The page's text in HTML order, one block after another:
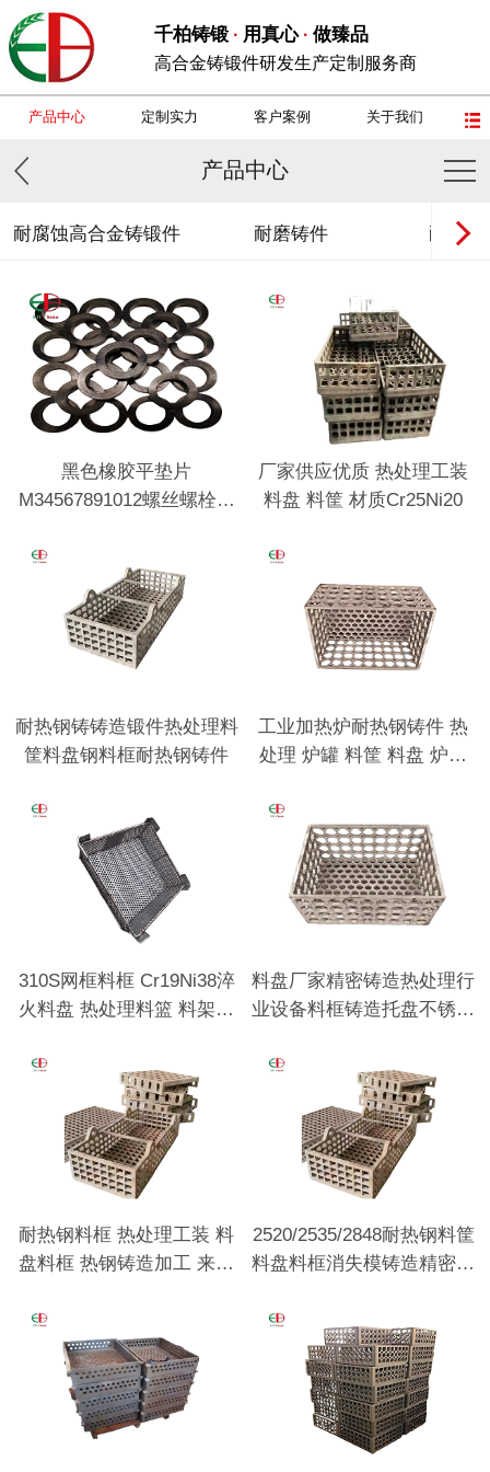
千柏铸锻· 用真心· 做臻品
高合金铸锻件研发生产定制服务商
产品中心 定制实力 客户案例 关于我们
产品中心
耐腐蚀高合金铸锻件 耐磨铸件 耐热钢
黑色橡胶平垫片
M34567891012螺丝螺栓用
厂家供应优质 热处理工装
料盘 料筐 材质Cr25Ni20
耐热钢铸铸造锻件热处理料
筐料盘钢料框耐热钢铸件
工业加热炉耐热钢铸件 热
处理 炉罐 料筐 料盘 炉底
310S网框料框 Cr19Ni38淬
火料盘 热处理料篮 料架工
料盘厂家精密铸造热处理行
业设备料框铸造托盘不锈钢
耐热钢料框 热处理工装 料
盘料框 热钢铸造加工 来图
2520/2535/2848耐热钢料筐
料盘料框消失模铸造精密铸